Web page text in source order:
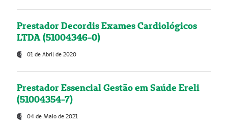
Prestador Decordis Exames Cardiológicos
LTDA (51004346-0)
01 de Abril de 2020
Prestador Essencial Gestão em Saúde Ereli
(51004354-7)
04 de Maio de 2021